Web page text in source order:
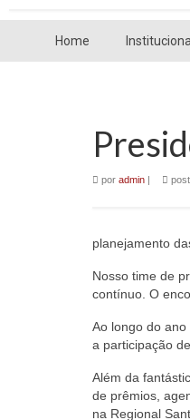
Home Institucional
por admin |
planejamento
Nosso time de
contínuo. O
Ao longo do
a participação
Além da
de prêmios,
na Regional